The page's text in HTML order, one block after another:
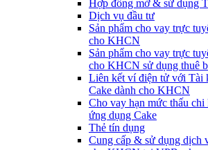
Hợp đồng mở & sử dụng
Dịch vụ đầu tư
Sản phẩm cho vay trực
cho KHCN
Sản phẩm cho vay trực
cho KHCN sử dụng thuê
Liên kết ví điện tử với Tài
Cake dành cho KHCN
Cho vay hạn mức thấu
ứng dụng Cake
Thẻ tín dụng
Cung cấp & sử dụng dịch